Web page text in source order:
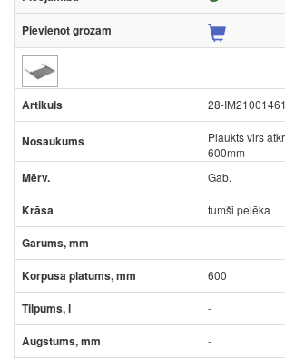
28-
Plaukts virs
600mm
Gab.
tumši pelēka
-
600
-
-